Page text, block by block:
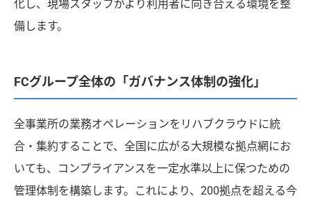
化し、現場スタッフがより利用者に向き合える環境を整
備します。
FCグループ全体の「ガバナンス体制の強化」
全事業所の業務オペレーションをリハブクラウドに統
合・集約することで、全国に広がる大規模な拠点網にお
いても、コンプライアンスを一定水準以上に保つための
管理体制を構築します。これにより、200拠点を超える今